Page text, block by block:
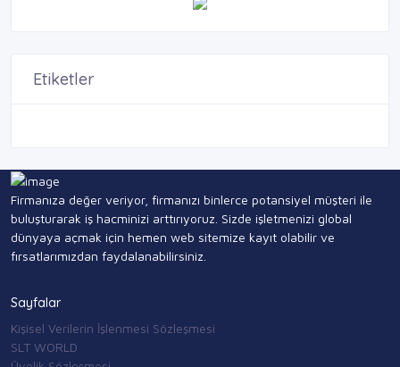
Etiketler
Firmanıza değer veriyor, firmanızı binlerce potansiyel müşteri ile
buluşturarak iş hacminizi arttırıyoruz. Sizde işletmenizi global
dünyaya açmak için hemen web sitemize kayıt olabilir ve
fırsatlarımızdan faydalanabilirsiniz.
Sayfalar
Kişisel Verilerin İşlenmesi Sözleşmesi
SLT WORLD